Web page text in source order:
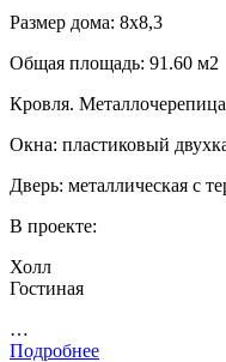
Размер дома: 8х8,3
Общая площадь: 91.60 м2
Кровля. Металлочерепица
Окна: пластиковый
Дверь: металлическая с
В проекте:
Холл
Гостиная
…
Подробнее